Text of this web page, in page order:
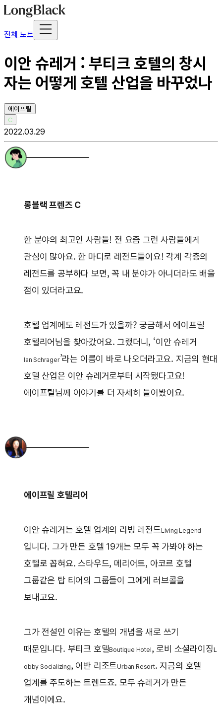
전체 노트
이안 슈레거 : 부티크 호텔의 창시
자는 어떻게 호텔 산업을 바꾸었나
에이프릴
C
2022.03.29
롱블랙 프렌즈 C
한 분야의 최고인 사람들! 전 요즘 그런 사람들에게
관심이 많아요. 한 마디로 레전드들이요! 각계 각층의
레전드를 공부하다 보면, 꼭 내 분야가 아니더라도 배울
점이 있더라고요.
호텔 업계에도 레전드가 있을까? 궁금해서 에이프릴
호텔리어님을 찾아갔어요. 그랬더니, ‘이안 슈레거
Ian Schrager’라는 이름이 바로 나오더라고요. 지금의 현대
호텔 산업은 이안 슈레거로부터 시작됐다고요!
에이프릴님께 이야기를 더 자세히 들어봤어요.
에이프릴 호텔리어
이안 슈레거는 호텔 업계의 리빙 레전드Living Legend
입니다. 그가 만든 호텔 19개는 모두 꼭 가봐야 하는
호텔로 꼽혀요. 스타우드, 메리어트, 아코르 호텔
그룹같은 탑 티어의 그룹들이 그에게 러브콜을
보내고요.
그가 전설인 이유는 호텔의 개념을 새로 쓰기
때문입니다. 부티크 호텔Boutique Hotel, 로비 소셜라이징L
obby Socializing, 어반 리조트Urban Resort. 지금의 호텔
업계를 주도하는 트렌드죠. 모두 슈레거가 만든
개념이에요.